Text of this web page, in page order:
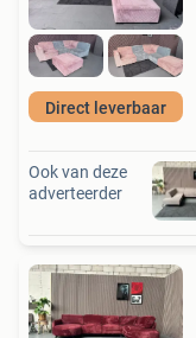
Direct leverbaar
Ook van deze
adverteerder